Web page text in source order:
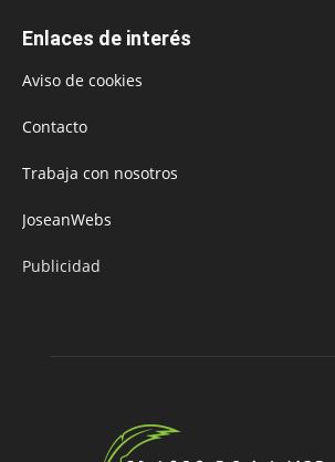
Enlaces de interés
Aviso de cookies
Contacto
Trabaja con nosotros
JoseanWebs
Publicidad